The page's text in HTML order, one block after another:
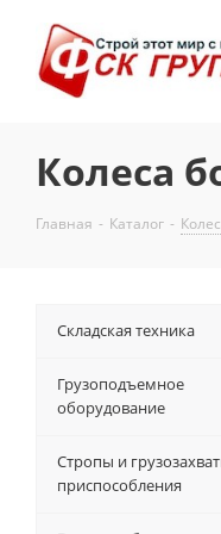
Колеса
Главная - Каталог -
Складская техника
Грузоподъемное
оборудование
Стропы и
приспособления